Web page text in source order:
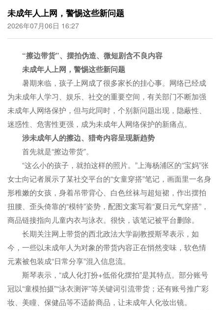
未成年人上网，警惕这些新问题
2026年07月06日 16:27
“擦边带货”、摆拍伪造、微短剧含不良内容
未成年人上网，警惕这些新问题
暑期来临，孩子上网成了很多家长的挂心事。网络已经成
为未成年人学习、娱乐、社交的重要空间，有关部门不断加强
未成年人网络保护，但与此同时，个别新问题出现，隐蔽性、
迷惑性、危害性更强，成为未成年人网络保护的新痛点。
涉未成年人的擦边、猎奇内容呈现新趋势
首先就是“擦边带货”。
“这么小的孩子，就拍这样的照片。”上海杨浦区的“宝妈”张
女士向记者展示了某社交平台的“女童穿搭”笔记，画面里一名身
形稚嫩的女孩，身着吊带背心、白色丝袜与超短裙，作出摆拍
扭腰、歪头倚靠的“模特”姿势，配图文案写着“夏日元气穿搭”，
商品链接指向儿童内衣与泳衣。很快，该笔记被平台删除。
长期关注网上带货的西北政法大学副教授斯琴表示，如
今，一些以未成年人为对象的带货内容正在悄然变味，软色情
元素被包装成“日常分享”混入信息流。
斯琴表示，“成人化打扮+低俗化摆拍”是其特点。部分账号
冠以“童模拍摄”“泳衣测评”等关键词引流带货；还有账号推广彩
妆、美瞳、保健品等不适龄商品，让未成年人化妆出镜。